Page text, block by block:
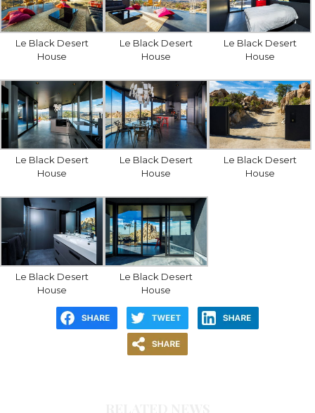
Le Black Desert
House
Le Black Desert
House
Le Black Desert
House
Le Black Desert
House
Le Black Desert
House
Le Black Desert
House
Le Black Desert
House
Le Black Desert
House